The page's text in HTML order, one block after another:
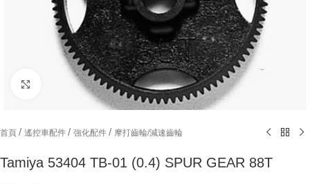
Click to enlarge
首頁 / 遙控車配件 / 強化配件 / 摩打齒輪/減速齒輪
Tamiya 53404 TB-01 (0.4) SPUR GEAR 88T